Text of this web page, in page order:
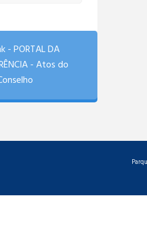
- PORTAL DA
- Atos do